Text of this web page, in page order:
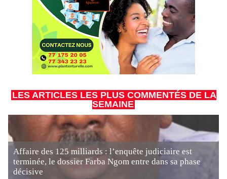
LES ARTICLES LES PLUS COMMENTÉS DE LA
SEMAINE
Affaire des 125 milliards : l’enquête judiciaire est
terminée, le dossier Farba Ngom entre dans sa phase
décisive